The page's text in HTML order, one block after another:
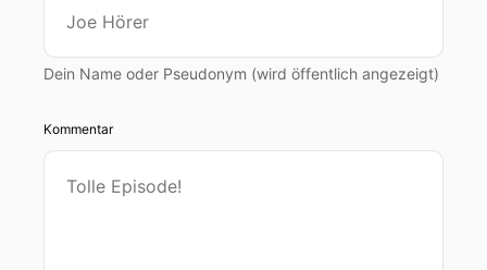
Dein Name oder Pseudonym (wird öffentlich angezeigt)
Kommentar